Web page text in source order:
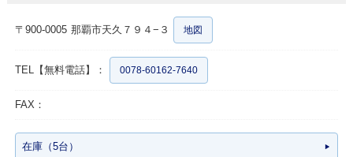
〒900-0005 那覇市天久７９４−３ 地図
TEL【無料電話】： 0078-60162-7640
FAX：
在庫（5台）